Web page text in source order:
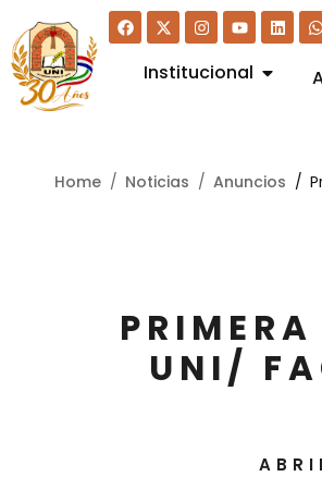
Institucional
Home Noticias Anuncios
UNI/